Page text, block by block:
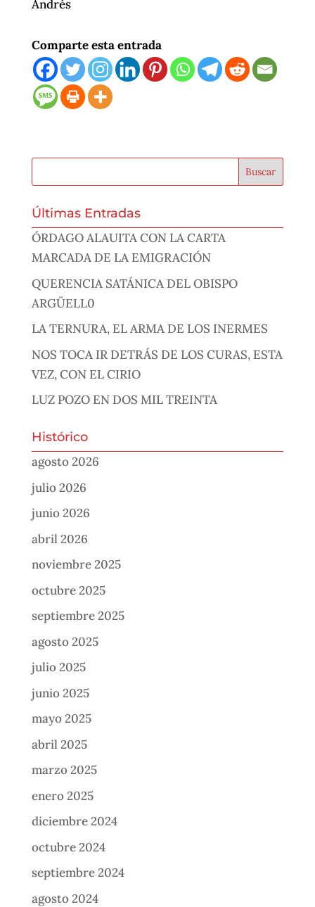
Andrés
Comparte esta entrada
Últimas Entradas
ÓRDAGO ALAUITA CON LA CARTA
MARCADA DE LA EMIGRACIÓN
QUERENCIA SATÁNICA DEL OBISPO
ARGÜELL0
LA TERNURA, EL ARMA DE LOS INERMES
NOS TOCA IR DETRÁS DE LOS CURAS, ESTA
VEZ, CON EL CIRIO
LUZ POZO EN DOS MIL TREINTA
Histórico
agosto 2026
julio 2026
junio 2026
abril 2026
noviembre 2025
octubre 2025
septiembre 2025
agosto 2025
julio 2025
junio 2025
mayo 2025
abril 2025
marzo 2025
enero 2025
diciembre 2024
octubre 2024
septiembre 2024
agosto 2024